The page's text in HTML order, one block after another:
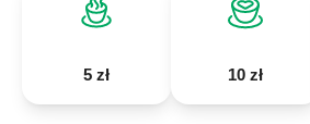
5 zł 10 zł